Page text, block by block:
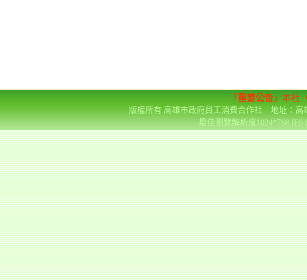
「 重要公告」本社
版權所有 高雄市政府員工消費合作社 地址：高
最佳瀏覽解析度1024*768